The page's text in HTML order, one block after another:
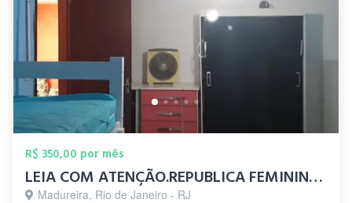
R$ 350,00 por mês
LEIA COM ATENÇÃO.REPUBLICA FEMININA zp(2...
Madureira, Rio de Janeiro - RJ